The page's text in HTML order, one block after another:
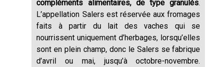
compléments alimentaires, de type granulés.
L’appellation Salers est réservée aux fromages
faits à partir du lait des vaches qui se
nourrissent uniquement d’herbages, lorsqu’elles
sont en plein champ, donc le Salers se fabrique
d’avril ou mai, jusqu’à octobre-novembre.